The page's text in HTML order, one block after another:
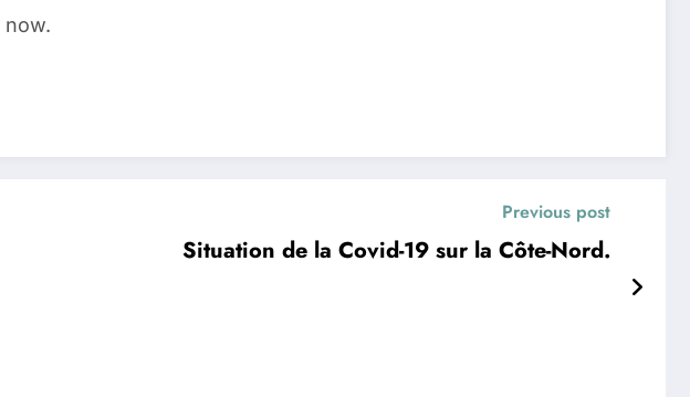
now.
Previous post
Situation de la Covid-19 sur la Côte-Nord.